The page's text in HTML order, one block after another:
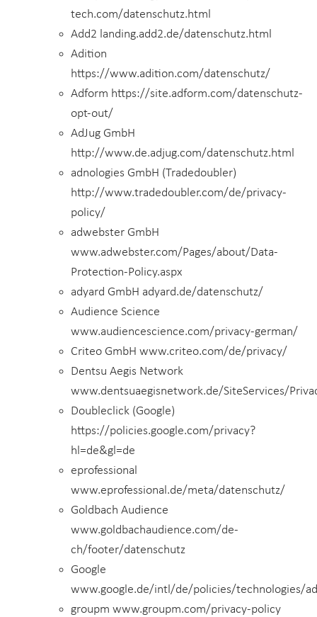
tech.com/datenschutz.html
Add2 landing.add2.de/datenschutz.html
Adition
https://www.adition.com/datenschutz/
Adform https://site.adform.com/datenschutz-
opt-out/
AdJug GmbH
http://www.de.adjug.com/datenschutz.html
adnologies GmbH (Tradedoubler)
http://www.tradedoubler.com/de/privacy-
policy/
adwebster GmbH
www.adwebster.com/Pages/about/Data-
Protection-Policy.aspx
adyard GmbH adyard.de/datenschutz/
Audience Science
www.audiencescience.com/privacy-german/
Criteo GmbH www.criteo.com/de/privacy/
Dentsu Aegis Network
www.dentsuaegisnetwork.de/SiteServices/
Doubleclick (Google)
https://policies.google.com/privacy?
hl=de&gl=de
eprofessional
www.eprofessional.de/meta/datenschutz/
Goldbach Audience
www.goldbachaudience.com/de-
ch/footer/datenschutz
Google
www.google.de/intl/de/policies/technologies/
groupm www.groupm.com/privacy-policy